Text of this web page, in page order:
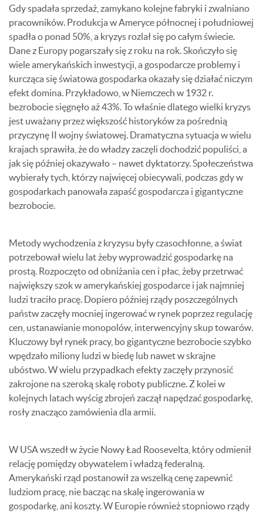
Gdy spadała sprzedaż, zamykano kolejne fabryki i zwalniano
pracowników. Produkcja w Ameryce północnej i południowej
spadła o ponad 50%, a kryzys rozlał się po całym świecie.
Dane z Europy pogarszały się z roku na rok. Skończyło się
wiele amerykańskich inwestycji, a gospodarcze problemy i
kurcząca się światowa gospodarka okazały się działać niczym
efekt domina. Przykładowo, w Niemczech w 1932 r.
bezrobocie sięgnęło aż 43%. To właśnie dlatego wielki kryzys
jest uważany przez większość historyków za pośrednią
przyczynę II wojny światowej. Dramatyczna sytuacja w wielu
krajach sprawiła, że do władzy zaczęli dochodzić populiści, a
jak się później okazywało – nawet dyktatorzy. Społeczeństwa
wybierały tych, którzy najwięcej obiecywali, podczas gdy w
gospodarkach panowała zapaść gospodarcza i gigantyczne
bezrobocie.
Metody wychodzenia z kryzysu były czasochłonne, a świat
potrzebował wielu lat żeby wyprowadzić gospodarkę na
prostą. Rozpoczęto od obniżania cen i płac, żeby przetrwać
największy szok w amerykańskiej gospodarce i jak najmniej
ludzi traciło pracę. Dopiero później rządy poszczególnych
państw zaczęły mocniej ingerować w rynek poprzez regulację
cen, ustanawianie monopolów, interwencyjny skup towarów.
Kluczowy był rynek pracy, bo gigantyczne bezrobocie szybko
wpędzało miliony ludzi w biedę lub nawet w skrajne
ubóstwo. W wielu przypadkach efekty zaczęły przynosić
zakrojone na szeroką skalę roboty publiczne. Z kolei w
kolejnych latach wyścig zbrojeń zaczął napędzać gospodarkę,
rosły znacząco zamówienia dla armii.
W USA wszedł w życie Nowy Ład Roosevelta, który odmienił
relację pomiędzy obywatelem i władzą federalną.
Amerykański rząd postanowił za wszelką cenę zapewnić
ludziom pracę, nie bacząc na skalę ingerowania w
gospodarkę, ani koszty. W Europie również stopniowo rządy